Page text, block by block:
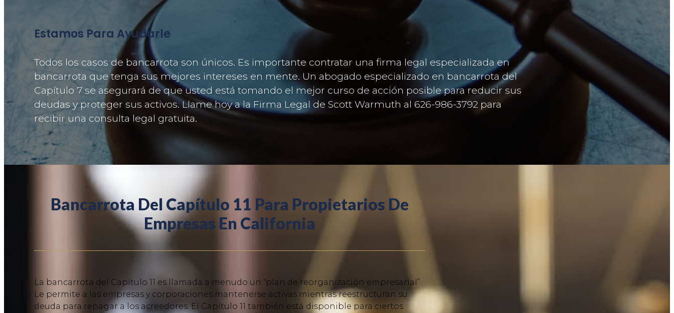
Estamos Para Ayudarle
Todos los casos de bancarrota son únicos. Es importante contratar una firma legal especializada en
bancarrota que tenga sus mejores intereses en mente. Un abogado especializado en bancarrota del
Capítulo 7 se asegurará de que usted está tomando el mejor curso de acción posible para reducir sus
deudas y proteger sus activos. Llame hoy a la Firma Legal de Scott Warmuth al 626-986-3792 para
recibir una consulta legal gratuita.
Bancarrota Del Capítulo 11 Para Propietarios De
Empresas En California
La bancarrota del Capítulo 11 es llamada a menudo un “plan de reorganización empresarial”.
Le permite a las empresas y corporaciones mantenerse activas mientras reestructuran su
deuda para repagar a los acreedores. El Capítulo 11 también está disponible para ciertos